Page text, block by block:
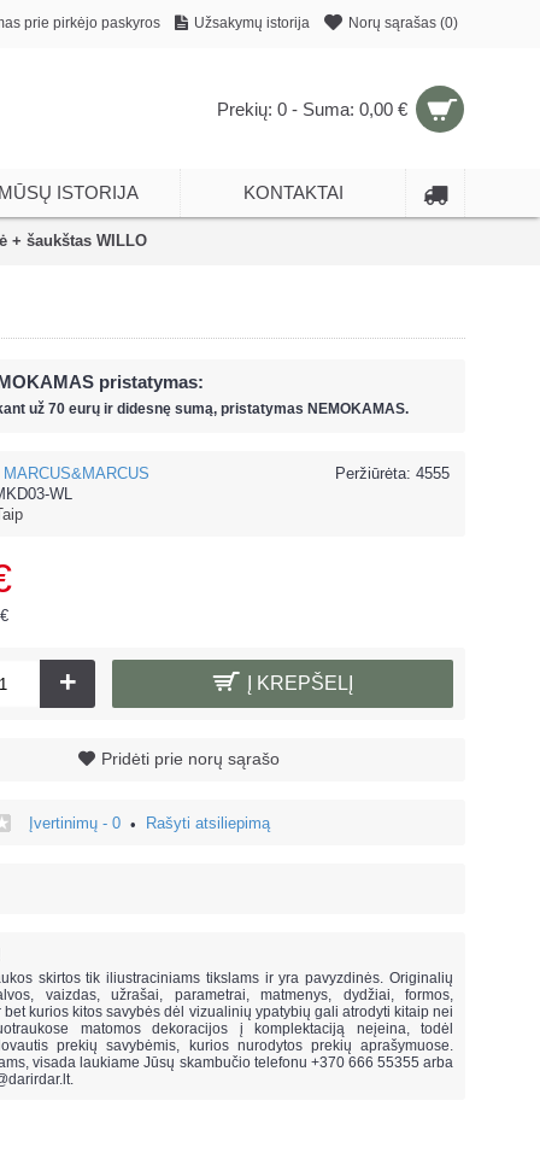
prie pirkėjo paskyros Užsakymų istorija Norų sąrašas (0)
Prekių: 0 - Suma: 0,00 €
MŪSŲ ISTORIJA KONTAKTAI
+ šaukštas WILLO
pristatymas:
už 70 eurų ir didesnę sumą, pristatymas NEMOKAMAS.
Peržiūrėta: 4555
MARCUS&MARCUS
WL
+ Į KREPŠELĮ
Pridėti prie norų sąrašo
Įvertinimų - 0 • Rašyti atsiliepimą
skirtos tik iliustraciniams tikslams ir yra pavyzdinės. Originalių
vaizdas, užrašai, parametrai, matmenys, dydžiai, formos,
bet kurios kitos savybės dėl vizualinių ypatybių gali atrodyti kitaip nei
matomos dekoracijos į komplektaciją neįeina,todėl
prekių savybėmis, kurios nurodytos prekių aprašymuose.
visada laukiame Jūsų skambučio telefonu +370 666 55355 arba
.